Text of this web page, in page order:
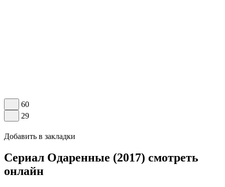
60
29
Добавить в закладки
Сериал Одаренные (2017) смотреть
онлайн